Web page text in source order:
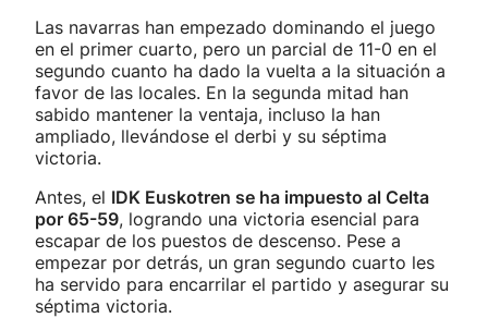
Las navarras han empezado dominando el juego
en el primer cuarto, pero un parcial de 11-0 en el
segundo cuanto ha dado la vuelta a la situación a
favor de las locales. En la segunda mitad han
sabido mantener la ventaja, incluso la han
ampliado, llevándose el derbi y su séptima
victoria.
Antes, el IDK Euskotren se ha impuesto al Celta
por 65-59, logrando una victoria esencial para
escapar de los puestos de descenso. Pese a
empezar por detrás, un gran segundo cuarto les
ha servido para encarrilar el partido y asegurar su
séptima victoria.